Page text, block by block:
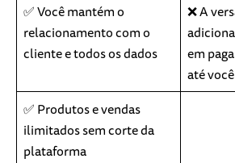
✅ Você mantém o
relacionamento com o
cliente e todos os dados
❌ A
em
até
✅ Produtos e vendas
ilimitados sem corte da
plataforma